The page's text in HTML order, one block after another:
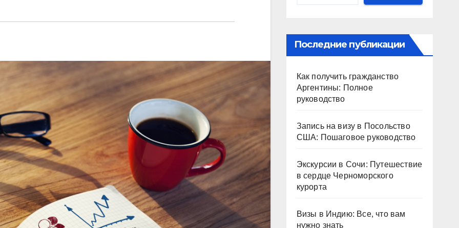
Последние публикации
Как получить гражданство
Аргентины: Полное
руководство
Запись на визу в Посольство
США: Пошаговое руководство
Экскурсии в Сочи: Путешествие
в сердце Черноморского
курорта
Визы в Индию: Все, что вам
нужно знать